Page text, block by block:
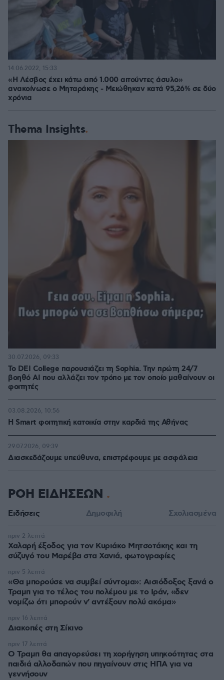
«Η Λέσβος έχει κάτω από 1.000 αιτούντες άσυλο»
ανακοίνωσε ο Μηταράκης - Μειώθηκαν κατά 95,26% σε δύο
χρόνια
14.06.2022, 15:33
Thema Insights
Το DEI College παρουσιάζει τη Sophia. Την πρώτη 24/7
βοηθό AI που αλλάζει τον τρόπο με τον οποίο μαθαίνουν οι
φοιτητές
30.07.2026, 09:33
Η Smart φοιτητική κατοικία στην καρδιά της Αθήνας
03.08.2026, 10:56
Διασκεδάζουμε υπεύθυνα, επιστρέφουμε με ασφάλεια
29.07.2026, 09:39
ΡΟΗ ΕΙΔΗΣΕΩΝ
Ειδήσεις Δημοφιλή Σχολιασμένα
Χαλαρή έξοδος για τον Κυριάκο Μητσοτάκης και τη
σύζυγό του Μαρέβα στα Χανιά, φωτογραφίες
πριν 2 λεπτά
«Θα μπορούσε να συμβεί σύντομα»: Αισιόδοξος ξανά ο
Τραμπ για το τέλος του πολέμου με το Ιράν, «δεν
νομίζω ότι μπορούν ν' αντέξουν πολύ ακόμα»
πριν 5 λεπτά
Διακοπές στη Σίκινο
πριν 16 λεπτά
Ο Τραμπ θα απαγορεύσει τη χορήγηση υπηκοότητας στα
παιδιά αλλοδαπών που πηγαίνουν στις ΗΠΑ για να
γεννήσουν
πριν 17 λεπτά